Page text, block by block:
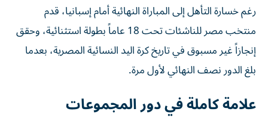
رغم خسارة التأهل إلى المباراة النهائية أمام إسبانيا، قدم
منتخب مصر للناشئات تحت 18 عاماً بطولة استثنائية، وحقق
إنجازاً غير مسبوق في تاريخ كرة اليد النسائية المصرية، بعدما
بلغ الدور نصف النهائي لأول مرة.
علامة كاملة في دور المجموعات